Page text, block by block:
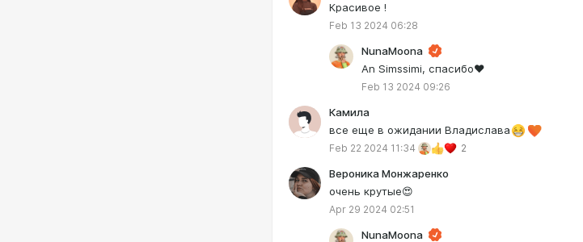
Красивое !
Feb 13 2024 06:28
NunaMoona
An Simssimi, спасибо❤️
Feb 13 2024 09:26
Камила
все еще в ожидании Владислава
Feb 22 2024 11:34 2
Вероника Монжаренко
очень крутые😍
Apr 29 2024 02:51
NunaMoona